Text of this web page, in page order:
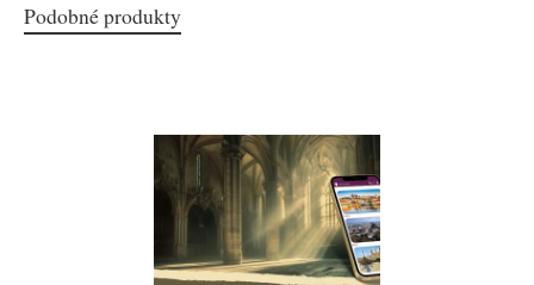
Podobné produkty